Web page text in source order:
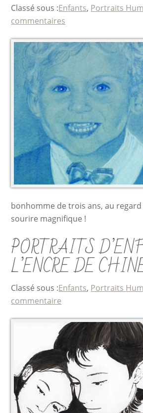
Classé sous :Enfants, Portraits
commentaires
bonhomme de trois ans, au
sourire magnifique !
PORTRAITS
L’ENCRE DE
Classé sous :Enfants, Portraits
commentaire